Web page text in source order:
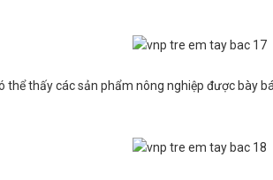
thể thấy các sản phẩm nông nghiệp được bày